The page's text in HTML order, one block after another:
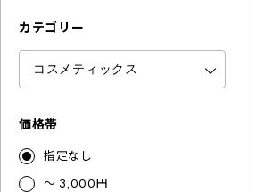
カテゴリー
価格帯
指定なし
～ 3,000円